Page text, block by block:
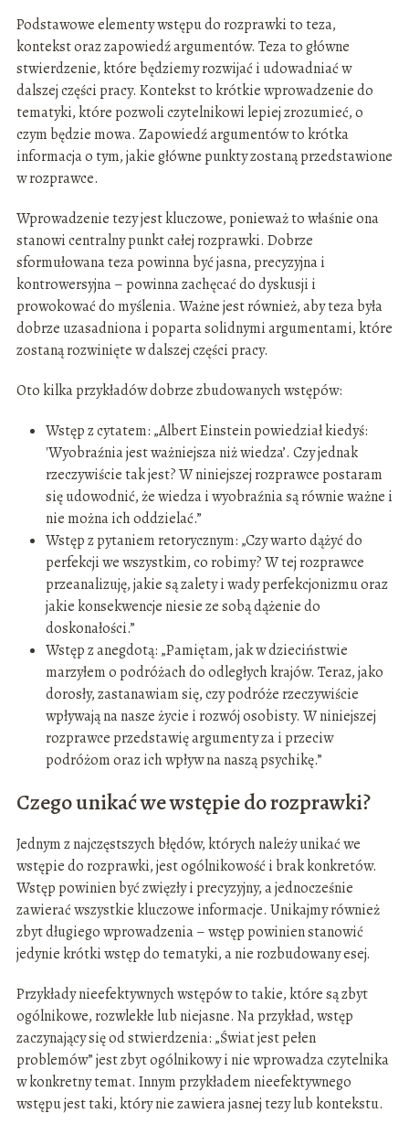
Podstawowe elementy wstępu do rozprawki to teza,
kontekst oraz zapowiedź argumentów. Teza to główne
stwierdzenie, które będziemy rozwijać i udowadniać w
dalszej części pracy. Kontekst to krótkie wprowadzenie do
tematyki, które pozwoli czytelnikowi lepiej zrozumieć, o
czym będzie mowa. Zapowiedź argumentów to krótka
informacja o tym, jakie główne punkty zostaną przedstawione
w rozprawce.
Wprowadzenie tezy jest kluczowe, ponieważ to właśnie ona
stanowi centralny punkt całej rozprawki. Dobrze
sformułowana teza powinna być jasna, precyzyjna i
kontrowersyjna – powinna zachęcać do dyskusji i
prowokować do myślenia. Ważne jest również, aby teza była
dobrze uzasadniona i poparta solidnymi argumentami, które
zostaną rozwinięte w dalszej części pracy.
Oto kilka przykładów dobrze zbudowanych wstępów:
Wstęp z cytatem: „Albert Einstein powiedział kiedyś:
'Wyobraźnia jest ważniejsza niż wiedza’. Czy jednak
rzeczywiście tak jest? W niniejszej rozprawce postaram
się udowodnić, że wiedza i wyobraźnia są równie ważne i
nie można ich oddzielać.”
Wstęp z pytaniem retorycznym: „Czy warto dążyć do
perfekcji we wszystkim, co robimy? W tej rozprawce
przeanalizuję, jakie są zalety i wady perfekcjonizmu oraz
jakie konsekwencje niesie ze sobą dążenie do
doskonałości.”
Wstęp z anegdotą: „Pamiętam, jak w dzieciństwie
marzyłem o podróżach do odległych krajów. Teraz, jako
dorosły, zastanawiam się, czy podróże rzeczywiście
wpływają na nasze życie i rozwój osobisty. W niniejszej
rozprawce przedstawię argumenty za i przeciw
podróżom oraz ich wpływ na naszą psychikę.”
Czego unikać we wstępie do rozprawki?
Jednym z najczęstszych błędów, których należy unikać we
wstępie do rozprawki, jest ogólnikowość i brak konkretów.
Wstęp powinien być zwięzły i precyzyjny, a jednocześnie
zawierać wszystkie kluczowe informacje. Unikajmy również
zbyt długiego wprowadzenia – wstęp powinien stanowić
jedynie krótki wstęp do tematyki, a nie rozbudowany esej.
Przykłady nieefektywnych wstępów to takie, które są zbyt
ogólnikowe, rozwlekłe lub niejasne. Na przykład, wstęp
zaczynający się od stwierdzenia: „Świat jest pełen
problemów” jest zbyt ogólnikowy i nie wprowadza czytelnika
w konkretny temat. Innym przykładem nieefektywnego
wstępu jest taki, który nie zawiera jasnej tezy lub kontekstu.